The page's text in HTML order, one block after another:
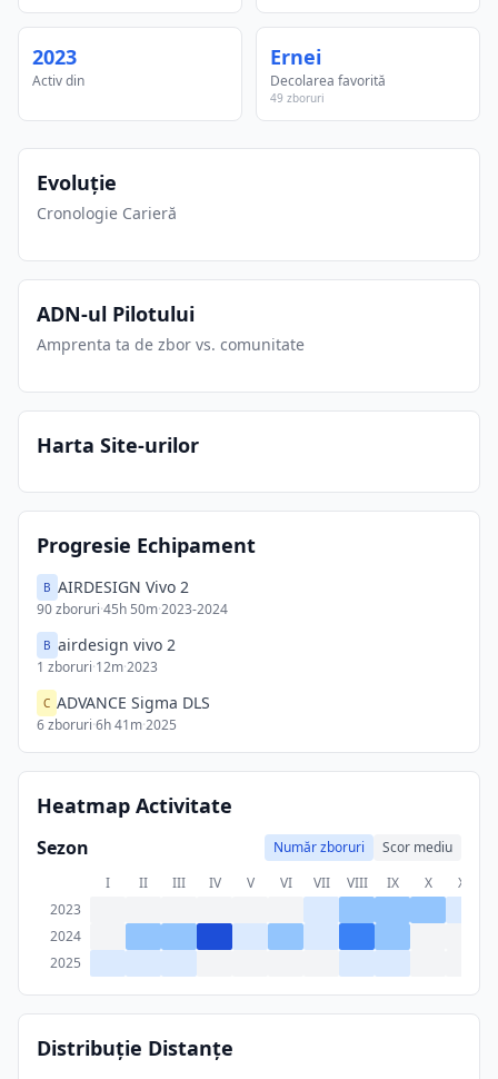
2023
Activ din
Ernei
Decolarea favorită
49 zboruri
Evoluție
Cronologie Carieră
ADN-ul Pilotului
Amprenta ta de zbor vs. comunitate
Harta Site-urilor
Progresie Echipament
B AIRDESIGN Vivo 2
90zboruri·45h 50m·2023-2024
B airdesign vivo 2
1 zboruri·12m·2023
C ADVANCE Sigma DLS
6zboruri·6h 41m·2025
Heatmap Activitate
Sezon Număr zboruri
Scor mediu
I
II III IV V VI VII VIII IX X XI
2023
2024
2025
Distribuție Distanțe